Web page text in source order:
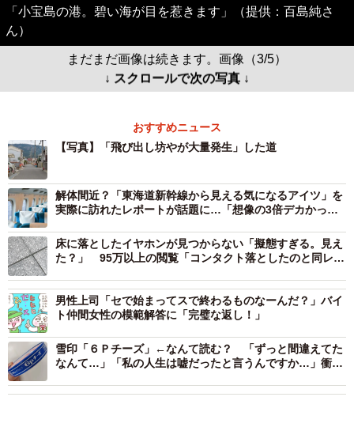
「小宝島の港。碧い海が目を惹きます」（提供：百島純さ
ん）
まだまだ画像は続きます。画像（3/5）
↓ スクロールで次の写真 ↓
おすすめニュース
【写真】「飛び出し坊やが大量発生」した道
解体間近？「東海道新幹線から見える気になるアイツ」を
実際に訪れたレポートが話題に…「想像の3倍デカかっ
床に落としたイヤホンが見つからない「擬態すぎる。見え
た？」 95万以上の閲覧「コンタクト落としたのと同レベ
男性上司「セで始まってスで終わるものなーんだ？」バイ
ト仲間女性の模範解答に「完璧な返し！」
雪印「６Ｐチーズ」←なんて読む？ 「ずっと間違えてた
なんて…」「私の人生は嘘だったと言うんですか…」衝撃